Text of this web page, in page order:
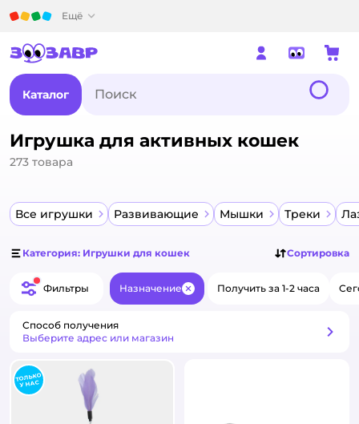
Ещё
Каталог
Игрушка для активных кошек
273 товара
Все игрушки Развивающие Мышки Треки
Категория: Игрушки для кошек Сортировка
Фильтры Назначение ЗакрытьПолучить за 1-2 часа
Способ получения
Выберите адрес или магазин